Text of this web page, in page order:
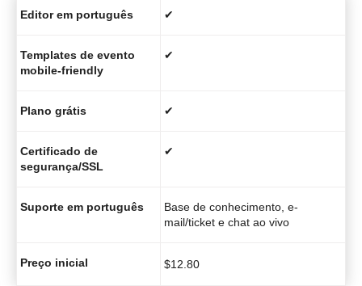
Editor em português ✔
Templates de evento
mobile-friendly
✔
Plano grátis ✔
Certificado de
segurança/SSL
✔
Suporte em português
Base de conhecimento, e-
mail/ticket e chat ao vivo
Preço inicial $12.80